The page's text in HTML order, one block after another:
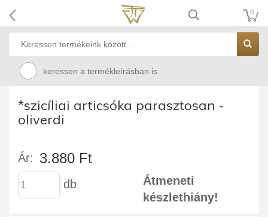
0
keressen a termékleírásban is
*szicíliai articsóka parasztosan -
oliverdi
Ár: 3.880 Ft
db
Átmeneti
készlethiány!